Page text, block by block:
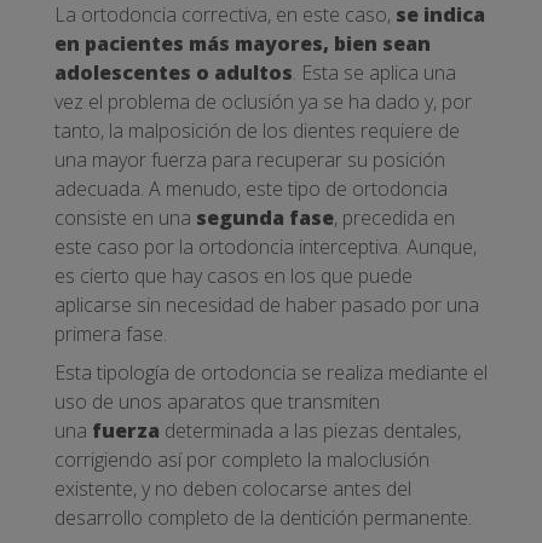
La ortodoncia correctiva, en este caso, se indica
en pacientes más mayores, bien sean
adolescentes o adultos. Esta se aplica una
vez el problema de oclusión ya se ha dado y, por
tanto, la malposición de los dientes requiere de
una mayor fuerza para recuperar su posición
adecuada. A menudo, este tipo de ortodoncia
consiste en una segunda fase, precedida en
este caso por la ortodoncia interceptiva. Aunque,
es cierto que hay casos en los que puede
aplicarse sin necesidad de haber pasado por una
primera fase.
Esta tipología de ortodoncia se realiza mediante el
uso de unos aparatos que transmiten
una fuerza determinada a las piezas dentales,
corrigiendo así por completo la maloclusión
existente, y no deben colocarse antes del
desarrollo completo de la dentición permanente.